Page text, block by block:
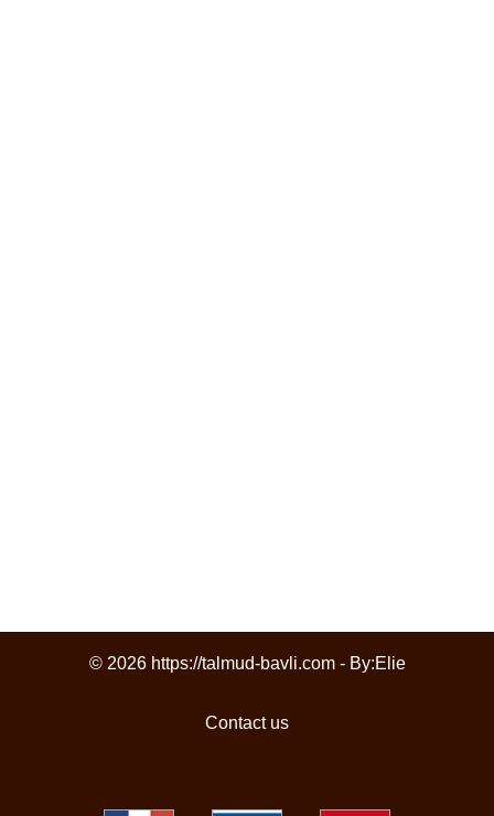
© 2026 https://talmud-bavli.com - By:Elie
Contact us